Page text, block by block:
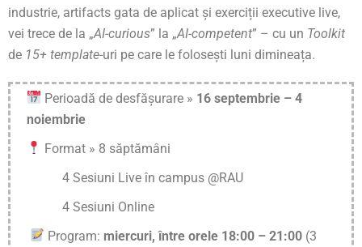
industrie, artifacts gata de aplicat și exerciții executive live,
vei trece de la „AI-curious” la „AI-competent” – cu un Toolkit
de 15+ template-uri pe care le folosești luni dimineața.
Perioadă de desfășurare » 16 septembrie – 4
noiembrie
Format » 8 săptămâni
4 Sesiuni Live în campus @RAU
4 Sesiuni Online
Program: miercuri, între orele 18:00 – 21:00 (3